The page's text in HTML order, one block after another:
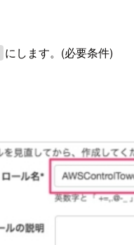
にします。(必要条件)